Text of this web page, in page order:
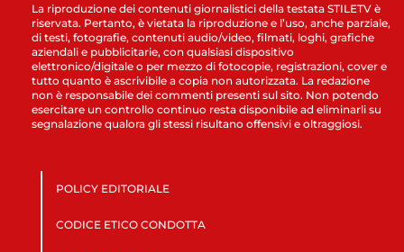
La riproduzione dei contenuti giornalistici della testata STILETV è
riservata. Pertanto, è vietata la riproduzione e l’uso, anche parziale,
di testi, fotografie, contenuti audio/video, filmati, loghi, grafiche
aziendali e pubblicitarie, con qualsiasi dispositivo
elettronico/digitale o per mezzo di fotocopie, registrazioni, cover e
tutto quanto è ascrivibile a copia non autorizzata. La redazione
non è responsabile dei commenti presenti sul sito. Non potendo
esercitare un controllo continuo resta disponibile ad eliminarli su
segnalazione qualora gli stessi risultano offensivi e oltraggiosi.
POLICY EDITORIALE
CODICE ETICO CONDOTTA